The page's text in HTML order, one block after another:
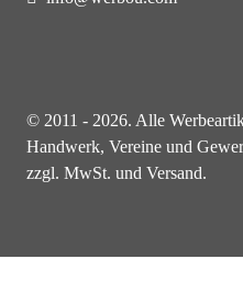
© 2011 - 2026. Alle
Handwerk, Vereine und
zzgl. MwSt. und Versand.